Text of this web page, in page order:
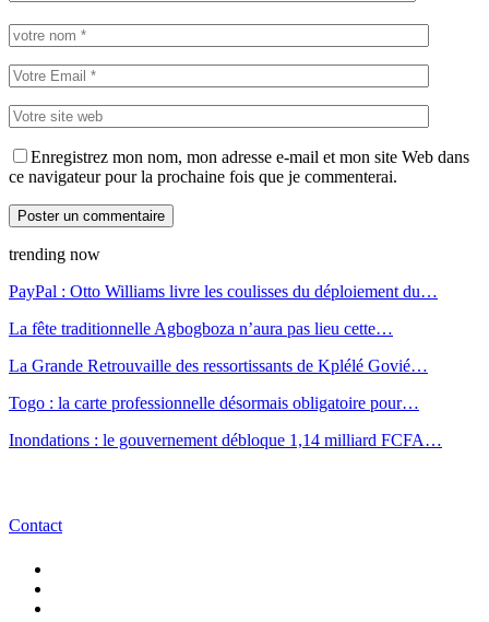
Enregistrez mon nom, mon adresse e-mail et mon site Web dans
ce navigateur pour la prochaine fois que je commenterai.
trending now
PayPal : Otto Williams livre les coulisses du déploiement du…
La fête traditionnelle Agbogboza n’aura pas lieu cette…
La Grande Retrouvaille des ressortissants de Kplélé Govié…
Togo : la carte professionnelle désormais obligatoire pour…
Inondations : le gouvernement débloque 1,14 milliard FCFA…
Contact